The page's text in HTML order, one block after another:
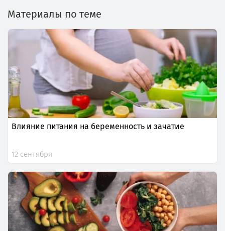
Материалы по теме
Влияние питания на беременность и зачатие
12 сентября